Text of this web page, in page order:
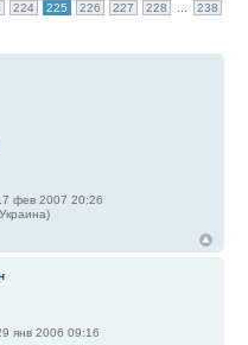
224 225 226 227 228 238
фев 2007 20:26
янв 2006 09:16